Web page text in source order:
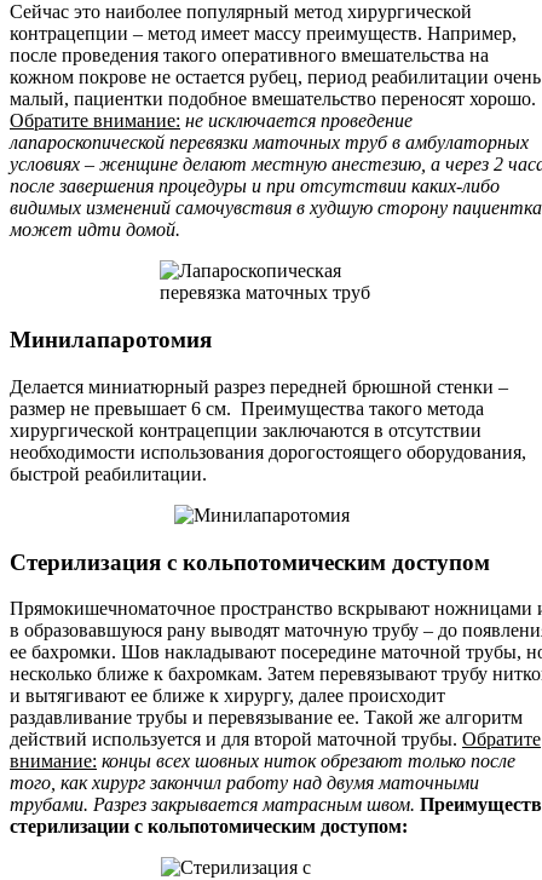
Сейчас это наиболее популярный метод хирургической
контрацепции – метод имеет массу преимуществ. Например,
после проведения такого оперативного вмешательства на
кожном покрове не остается рубец, период реабилитации очень
малый, пациентки подобное вмешательство переносят хорошо.
Обратите внимание: не исключается проведение
лапароскопической перевязки маточных труб в амбулаторных
условиях – женщине делают местную анестезию, а через 2
после завершения процедуры и при отсутствии каких-либо
видимых изменений самочувствия в худшую сторону пациентка
может идти домой.
Минилапаротомия
Делается миниатюрный разрез передней брюшной стенки –
размер не превышает 6 см. Преимущества такого метода
хирургической контрацепции заключаются в отсутствии
необходимости использования дорогостоящего оборудования,
быстрой реабилитации.
Стерилизация с кольпотомическим доступом
Прямокишечноматочное пространство вскрывают ножницами
в образовавшуюся рану выводят маточную трубу – до
ее бахромки. Шов накладывают посередине маточной трубы,
несколько ближе к бахромкам. Затем перевязывают трубу
и вытягивают ее ближе к хирургу, далее происходит
раздавливание трубы и перевязывание ее. Такой же алгоритм
действий используется и для второй маточной трубы. Обратите
внимание: концы всех шовных ниток обрезают только после
того, как хирург закончил работу над двумя маточными
трубами. Разрез закрывается матрасным швом.
стерилизации с кольпотомическим доступом: